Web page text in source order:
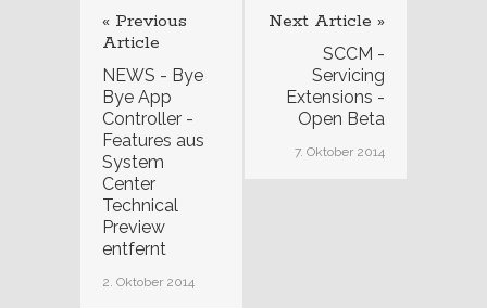
« Previous
Article
NEWS - Bye
Bye App
Controller -
Features aus
System
Center
Technical
Preview
entfernt
2. Oktober 2014
Next Article »
SCCM -
Servicing
Extensions -
Open Beta
7. Oktober 2014